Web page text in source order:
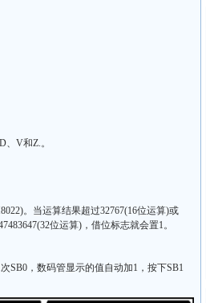
V和Z.。
。当运算结果超过32767(16位运算)或
位运算)，借位标志就会置1。
SB0，数码管显示的值自动加1，按下SB1